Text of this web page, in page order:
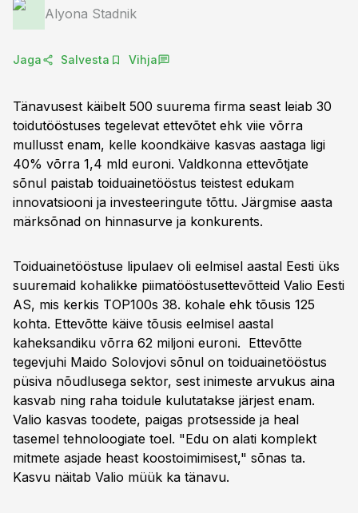
Alyona Stadnik
Jaga Salvesta Vihja
Tänavusest käibelt 500 suurema firma seast leiab 30
toidutööstuses tegelevat ettevõtet ehk viie võrra
mullusst enam, kelle koondkäive kasvas aastaga ligi
40% võrra 1,4 mld euroni. Valdkonna ettevõtjate
sõnul paistab toiduainetööstus teistest edukam
innovatsiooni ja investeeringute tõttu. Järgmise aasta
märksõnad on hinnasurve ja konkurents.
Toiduainetööstuse lipulaev oli eelmisel aastal Eesti üks
suuremaid kohalikke piimatööstusettevõtteid Valio Eesti
AS, mis kerkis TOP100s 38. kohale ehk tõusis 125
kohta. Ettevõtte käive tõusis eelmisel aastal
kaheksandiku võrra 62 miljoni euroni. Ettevõtte
tegevjuhi Maido Solovjovi sõnul on toiduainetööstus
püsiva nõudlusega sektor, sest inimeste arvukus aina
kasvab ning raha toidule kulutatakse järjest enam.
Valio kasvas toodete, paigas protsesside ja heal
tasemel tehnoloogiate toel. "Edu on alati komplekt
mitmete asjade heast koostoimimisest," sõnas ta.
Kasvu näitab Valio müük ka tänavu.